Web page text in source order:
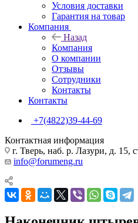
Условия доставки
Гарантия на товар
Компания
Назад
Компания
О компании
Отзывы
Сотрудники
Контакты
Контакты
+7(4822)39-44-69
Контактная информация
г. Тверь, наб. р. Лазури, д. 15,
info@forumeng.ru